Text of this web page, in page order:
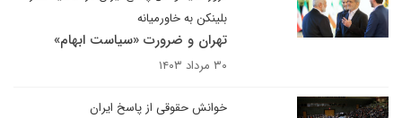
بلینکن به خاورمیانه
تهران و ضرورت «سیاست ابهام»
۳۰ مرداد ۱۴۰۳
خوانش حقوقی از پاسخ ایران